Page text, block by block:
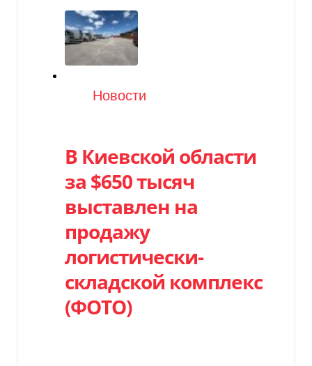
Категория
Новости
В Киевской области
за $650 тысяч
выставлен на
продажу
логистически-
складской комплекс
(ФОТО)